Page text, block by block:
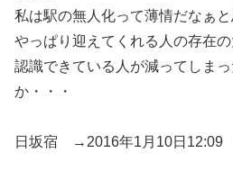
私は駅の無人化って薄情だなぁと
やっぱり迎えてくれる人の存在
認識できている人が減ってしま
か・・・
日坂宿 →2016年1月10日12:09